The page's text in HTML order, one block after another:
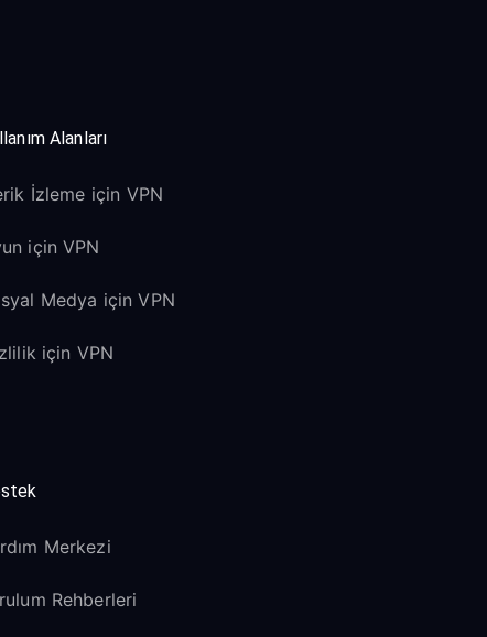
Alanları
İzleme için VPN
için VPN
Medya için VPN
için VPN
Merkezi
Rehberleri